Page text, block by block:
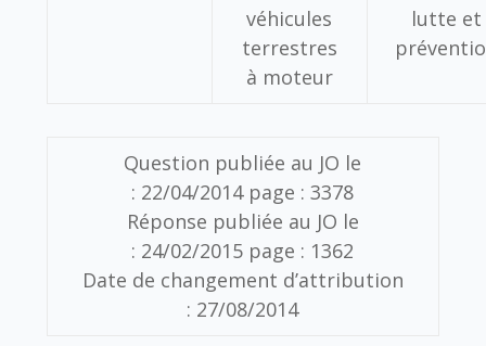
véhicules
terrestres
à moteur
lutte et
Question publiée au JO le
: 22/04/2014page :3378
Réponse publiée au JO le
: 24/02/2015 page : 1362
Date de changement d’attribution
: 27/08/2014